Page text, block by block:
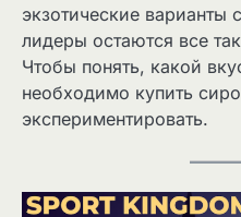
экзотические варианты
лидеры остаются все
Чтобы понять, какой
необходимо купить
экспериментировать.